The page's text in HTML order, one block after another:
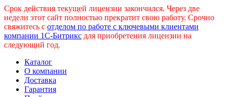
Срок действия текущей лицензии закончился. Через две
недели этот сайт полностью прекратит свою работу. Срочно
свяжитесь с отделом по работе с ключевыми клиентами
компании 1С-Битрикс для приобретения лицензии на
следующий год.
Каталог
О компании
Доставка
Гарантия